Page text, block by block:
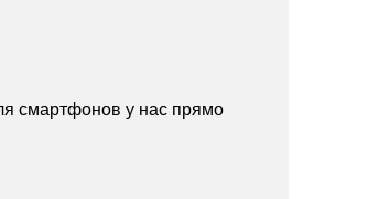
смартфонов у нас прямо